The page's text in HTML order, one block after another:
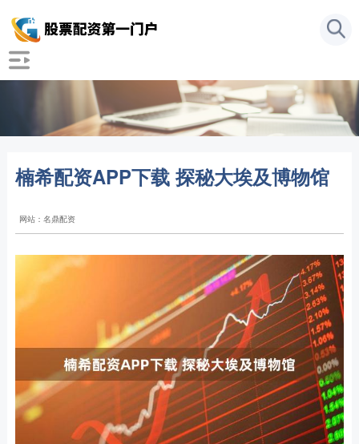
楠希配资APP下载 探秘大埃及博物馆
网站：名鼎配资